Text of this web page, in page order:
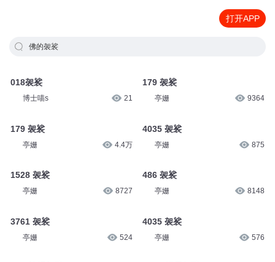
打开APP
佛的袈裟
018袈裟
博士喵s 21
179 袈裟
亭姗 4.4万
1528 袈裟
亭姗 8727
3761 袈裟
亭姗 524
179 袈裟
亭姗 9364
4035 袈裟
亭姗 875
486 袈裟
亭姗 8148
4035 袈裟
亭姗 576